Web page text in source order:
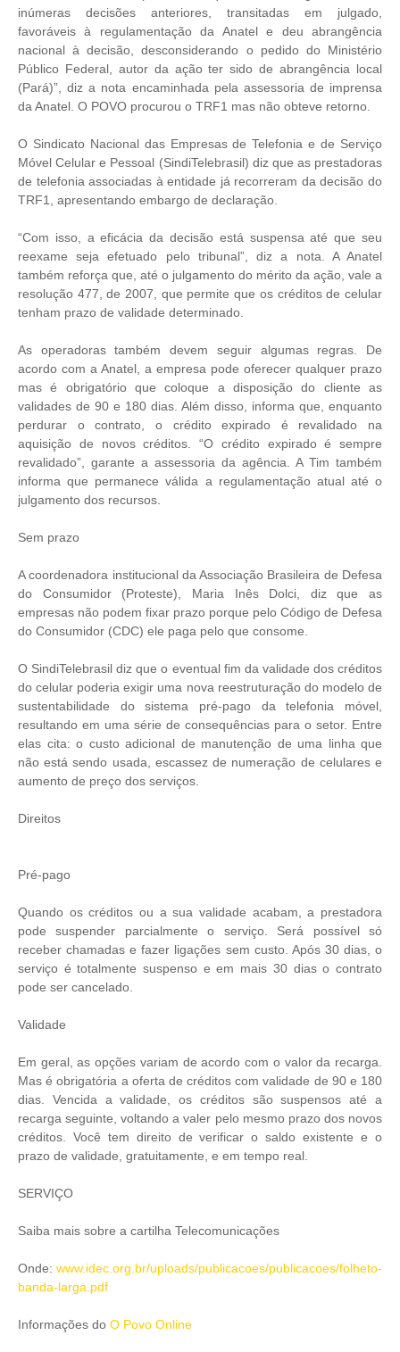
inúmeras decisões anteriores, transitadas em julgado,
favoráveis à regulamentação da Anatel e deu abrangência
nacional à decisão, desconsiderando o pedido do Ministério
Público Federal, autor da ação ter sido de abrangência local
(Pará)”, diz a nota encaminhada pela assessoria de imprensa
da Anatel. O POVO procurou o TRF1 mas não obteve retorno.
O Sindicato Nacional das Empresas de Telefonia e de Serviço
Móvel Celular e Pessoal (SindiTelebrasil) diz que as prestadoras
de telefonia associadas à entidade já recorreram da decisão do
TRF1, apresentando embargo de declaração.
“Com isso, a eficácia da decisão está suspensa até que seu
reexame seja efetuado pelo tribunal”, diz a nota. A Anatel
também reforça que, até o julgamento do mérito da ação, vale a
resolução 477, de 2007, que permite que os créditos de celular
tenham prazo de validade determinado.
As operadoras também devem seguir algumas regras. De
acordo com a Anatel, a empresa pode oferecer qualquer prazo
mas é obrigatório que coloque a disposição do cliente as
validades de 90 e 180 dias. Além disso, informa que, enquanto
perdurar o contrato, o crédito expirado é revalidado na
aquisição de novos créditos. “O crédito expirado é sempre
revalidado”, garante a assessoria da agência. A Tim também
informa que permanece válida a regulamentação atual até o
julgamento dos recursos.
Sem prazo
A coordenadora institucional da Associação Brasileira de Defesa
do Consumidor (Proteste), Maria Inês Dolci, diz que as
empresas não podem fixar prazo porque pelo Código de Defesa
do Consumidor (CDC) ele paga pelo que consome.
O SindiTelebrasil diz que o eventual fim da validade dos créditos
do celular poderia exigir uma nova reestruturação do modelo de
sustentabilidade do sistema pré-pago da telefonia móvel,
resultando em uma série de consequências para o setor. Entre
elas cita: o custo adicional de manutenção de uma linha que
não está sendo usada, escassez de numeração de celulares e
aumento de preço dos serviços.
Direitos
Pré-pago
Quando os créditos ou a sua validade acabam, a prestadora
pode suspender parcialmente o serviço. Será possível só
receber chamadas e fazer ligações sem custo. Após 30 dias, o
serviço é totalmente suspenso e em mais 30 dias o contrato
pode ser cancelado.
Validade
Em geral, as opções variam de acordo com o valor da recarga.
Mas é obrigatória a oferta de créditos com validade de 90 e 180
dias. Vencida a validade, os créditos são suspensos até a
recarga seguinte, voltando a valer pelo mesmo prazo dos novos
créditos. Você tem direito de verificar o saldo existente e o
prazo de validade, gratuitamente, e em tempo real.
SERVIÇO
Saiba mais sobre a cartilha Telecomunicações
Onde: www.idec.org.br/uploads/publicacoes/publicacoes/folheto-
banda-larga.pdf
Informações do O Povo Online